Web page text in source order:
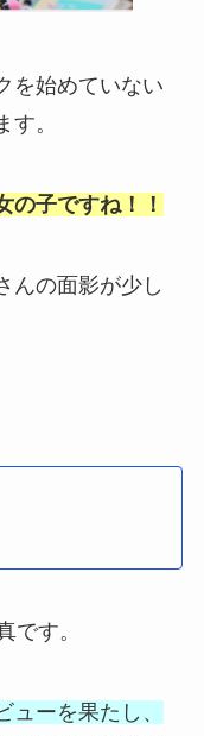
を始めていない
。
の子ですね！！
んの面影が少し
です。
ーを果たし、